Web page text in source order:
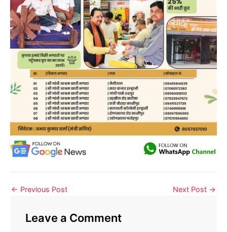
← Previous Post Next Post →
Leave a Comment